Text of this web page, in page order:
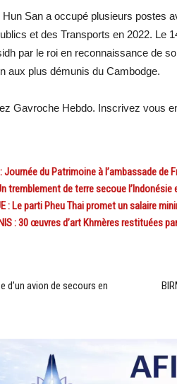
San a occupé plusieurs postes
et des Transports en 2022. Le
par le roi en reconnaissance de
aux plus démunis du Cambodge.
Gavroche Hebdo. Inscrivez vous
Journée du Patrimoine à l’ambassade de
tremblement de terre secoue l’Indonésie
: Le parti Pheu Thai promet un salaire
: 30 œuvres d’art Khmères restituées
d’un avion de secours en